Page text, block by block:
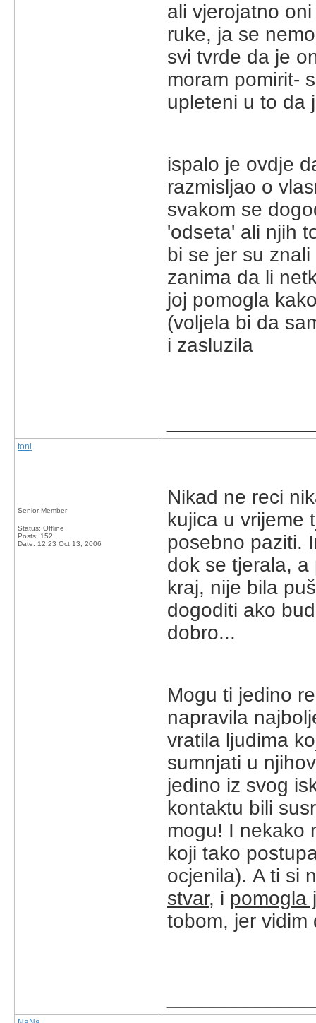
ali vjerojatno
ruke, ja se
svi tvrde da je
moram pomirit-
upleteni u to da
ispalo je ovdje
razmisljao o
svakom se
'odseta' ali njih
bi se jer su
zanima da li
joj pomogla
(voljela bi da
i zasluzila
toni
Senior Member
Status: Offline
Posts: 152
Date: 12:23 Oct 13, 2006
Nikad ne reci
kujica u vrijeme
posebno paziti.
dok se tjerala,
kraj, nije bila
dogoditi ako
dobro...
Mogu ti jedino
napravila
vratila ljudima
sumnjati u
jedino iz svog
kontaktu bili
mogu! I nekako
koji tako
ocjenila). A ti si
stvar, i pomogla
tobom, jer vidim